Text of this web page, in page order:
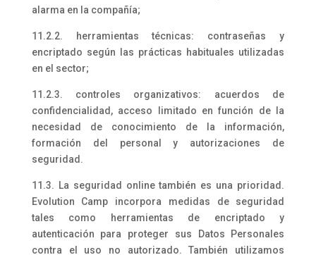
alarma en la compañía;
11.2.2. herramientas técnicas: contraseñas y
encriptado según las prácticas habituales utilizadas
en el sector;
11.2.3. controles organizativos: acuerdos de
confidencialidad, acceso limitado en función de la
necesidad de conocimiento de la información,
formación del personal y autorizaciones de
seguridad.
11.3. La seguridad online también es una prioridad.
Evolution Camp incorpora medidas de seguridad
tales como herramientas de encriptado y
autenticación para proteger sus Datos Personales
contra el uso no autorizado. También utilizamos